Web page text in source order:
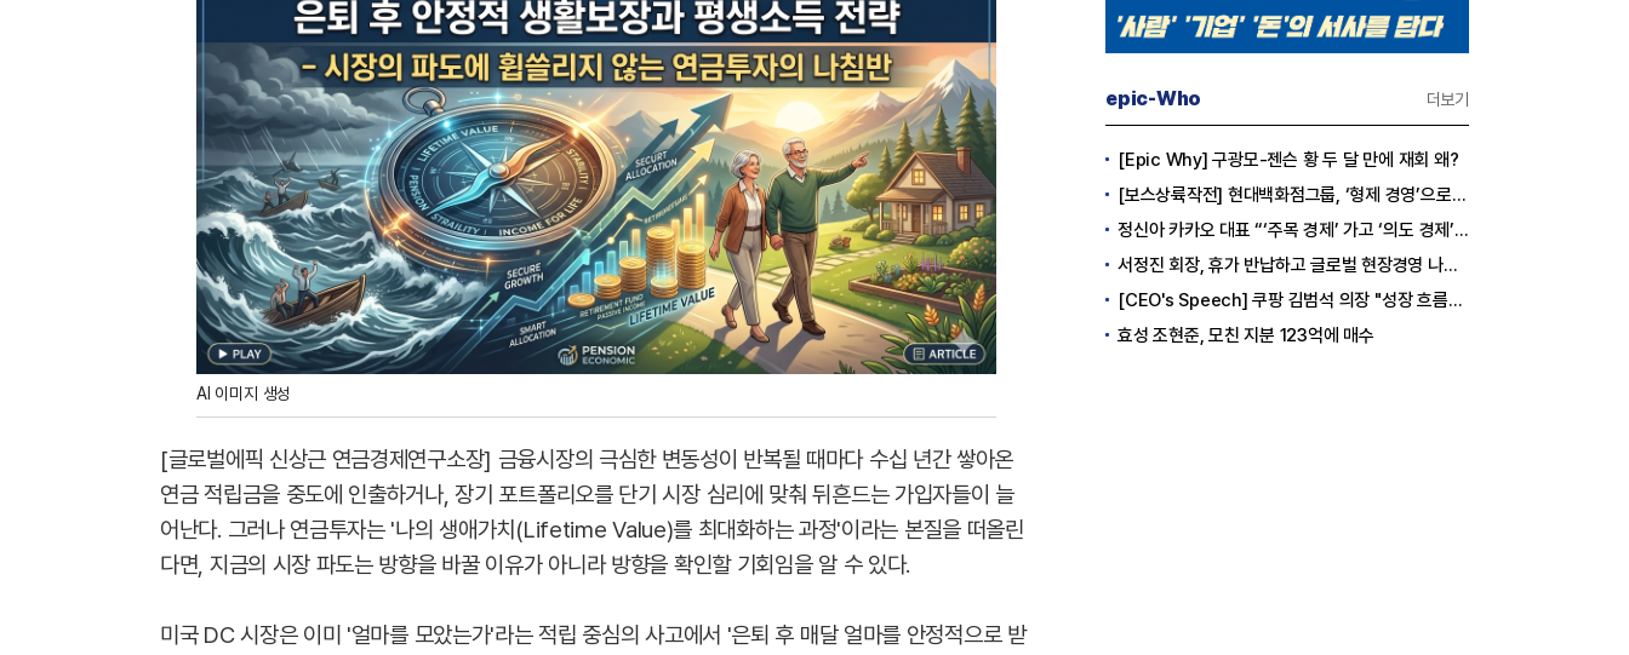
AI 이미지 생성
[글로벌에픽 신상근 연금경제연구소장] 금융시장의 극심한 변동성이 반복될 때마다 수십 년간 쌓아온
연금 적립금을 중도에 인출하거나, 장기 포트폴리오를 단기 시장 심리에 맞춰 뒤흔드는 가입자들이 늘
어난다. 그러나 연금투자는 '나의 생애가치(Lifetime Value)를 최대화하는 과정'이라는 본질을 떠올린
다면, 지금의 시장 파도는 방향을 바꿀 이유가 아니라 방향을 확인할 기회임을 알 수 있다.
미국 DC 시장은 이미 '얼마를 모았는가'라는 적립 중심의 사고에서 '은퇴 후 매달 얼마를 안정적으로 받
epic-Who 더보기
[Epic Why] 구광모-젠슨 황 두 달 만에 재회 왜?
[보스상륙작전] 현대백화점그룹, ‘형제 경영’으로 방향 틀었다
정신아 카카오 대표 “‘주목 경제’ 가고 ‘의도 경제’ 왔다”
서정진 회장, 휴가 반납하고 글로벌 현장경영 나선다
[CEO's Speech] 쿠팡 김범석 의장 "성장 흐름은 변하지 않았다"
효성 조현준, 모친 지분 123억에 매수